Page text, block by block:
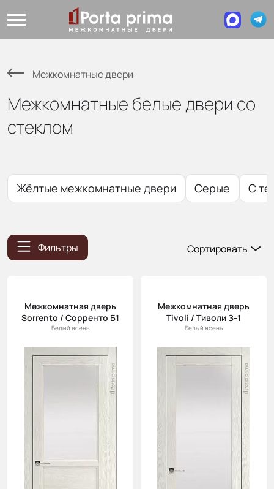
Межкомнатные двери
Межкомнатные белые двери со
стеклом
Жёлтые межкомнатные двери Серые С
Фильтры
Сортировать
(возр.)
Цена (убыв.)
новинки
Межкомнатная дверь
Sorrento / Сорренто Б1
Белый ясень
Межкомнатная дверь
Tivoli / Тиволи З-1
Белый ясень